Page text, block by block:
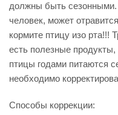
должны быть сезонными.
человек, может
кормите птицу изо рта!!!
есть полезные
птицы годами питаются
необходимо
Способы коррекции: